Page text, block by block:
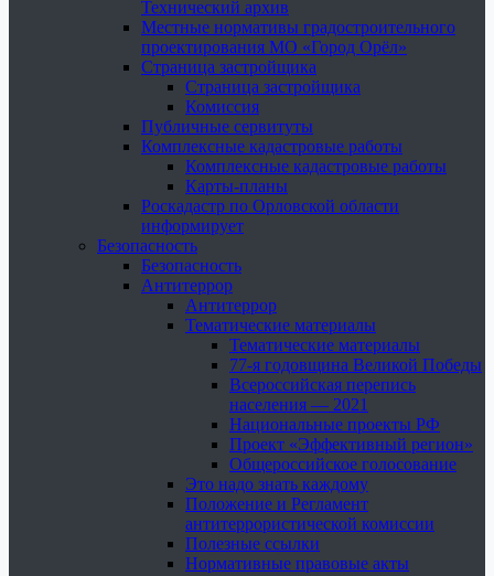
Технический архив
Местные нормативы градостроительного
проектирования МО «Город Орёл»
Страница застройщика
Страница застройщика
Комиссия
Публичные сервитуты
Комплексные кадастровые работы
Комплексные кадастровые работы
Карты-планы
Роскадастр по Орловской области
информирует
Безопасность
Безопасность
Антитеррор
Антитеррор
Тематические материалы
Тематические материалы
77-я годовщина Великой Победы
Всероссийская перепись
населения — 2021
Национальные проекты РФ
Проект «Эффективный регион»
Общероссийское голосование
Это надо знать каждому
Положение и Регламент
антитеррористической комиссии
Полезные ссылки
Нормативные правовые акты